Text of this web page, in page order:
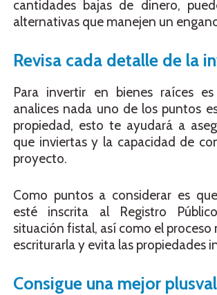
cantidades bajas de dinero,
alternativas que manejen un
Revisa cada detalle de la
Para invertir en bienes raíces
analices nada uno de los puntos
propiedad, esto te ayudará a
que inviertas y la capacidad de
proyecto.
Como puntos a considerar es
esté inscrita al Registro
situación fistal, así como el proceso
escriturarla y evita las propiedades
Consigue una mejor